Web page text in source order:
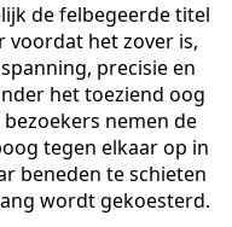
de felbegeerde titel
voordat het zover is,
precisie en
het toeziend oog
nemen de
tegen elkaar op in
beneden te schieten
wordt gekoesterd.